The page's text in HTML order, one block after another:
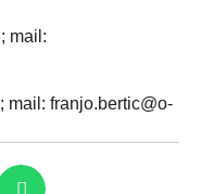
mail:
mail: franjo.bertic@o-